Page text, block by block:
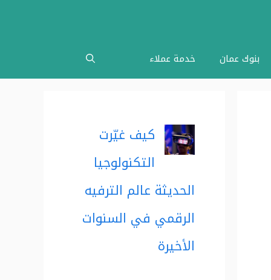
بنوك عمان خدمة عملاء
كيف غيّرت
التكنولوجيا
الحديثة عالم الترفيه
الرقمي في السنوات
الأخيرة